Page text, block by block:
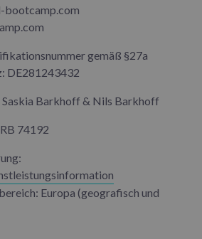
bootcamp.com
gemäß §27a
DE281243432
Barkhoff & Nils Barkhoff
74192
Europa (geografisch und